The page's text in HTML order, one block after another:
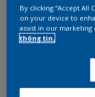
By clicking “Accept All
on your device to
assist in our marketing
thông tin.